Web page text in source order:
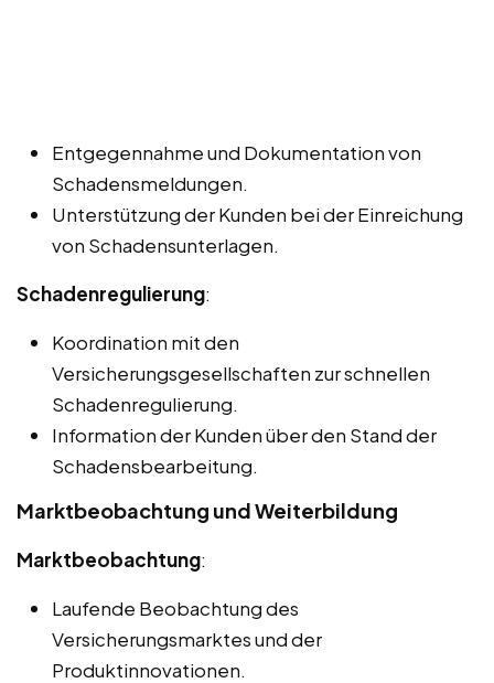
Entgegennahme und Dokumentation von
Schadensmeldungen.
Unterstützung der Kunden bei der Einreichung
von Schadensunterlagen.
Schadenregulierung:
Koordination mit den
Versicherungsgesellschaften zur schnellen
Schadenregulierung.
Information der Kunden über den Stand der
Schadensbearbeitung.
Marktbeobachtung und Weiterbildung
Marktbeobachtung:
Laufende Beobachtung des
Versicherungsmarktes und der
Produktinnovationen.